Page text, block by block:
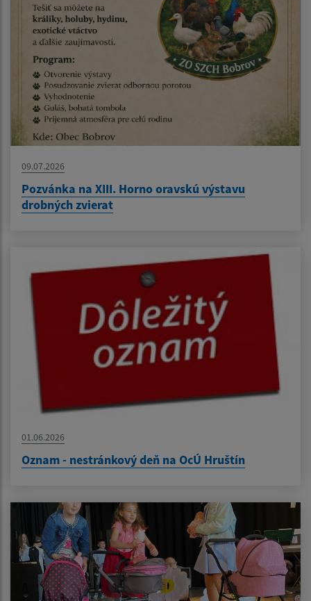
09.07.2026
Pozvánka na XIII. Horno oravskú výstavu
drobných zvierat
01.06.2026
Oznam - nestránkový deň na OcÚ Hruštín